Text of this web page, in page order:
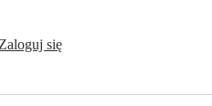
Zaloguj się